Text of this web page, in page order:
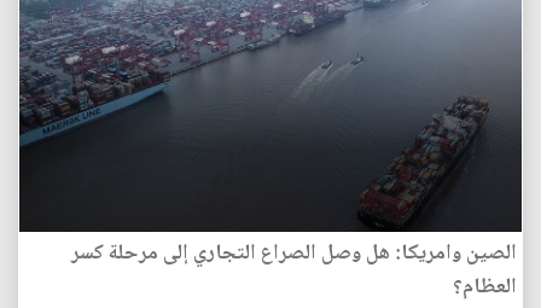
الصين وامريكا: هل وصل الصراع التجاري إلى مرحلة كسر
العظام؟